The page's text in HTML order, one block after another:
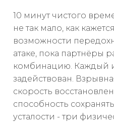
10 минут чистого
не так мало, как
возможности
атаке, пока партнёры
комбинацию. Каждый
задействован.
скорость
способность
усталости - три